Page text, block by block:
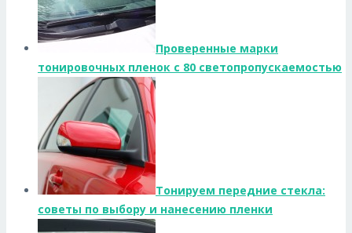
Проверенные марки
тонировочных пленок с 80 светопропускаемостью
Тонируем передние стекла:
советы по выбору и нанесению пленки